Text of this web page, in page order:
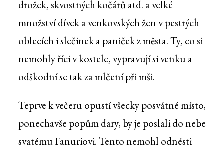
drožek, skvostných kočárů atd. a velké
množství dívek a venkovských žen v pestrých
oblecích i slečinek a paniček z města. Ty, co si
nemohly říci v kostele, vypravují si venku a
odškodní se tak za mlčení při mši.
Teprve k večeru opustí všecky posvátné místo,
ponechavše popům dary, by je poslali do nebe
svatému Fanuriovi. Tento nemohl odnésti